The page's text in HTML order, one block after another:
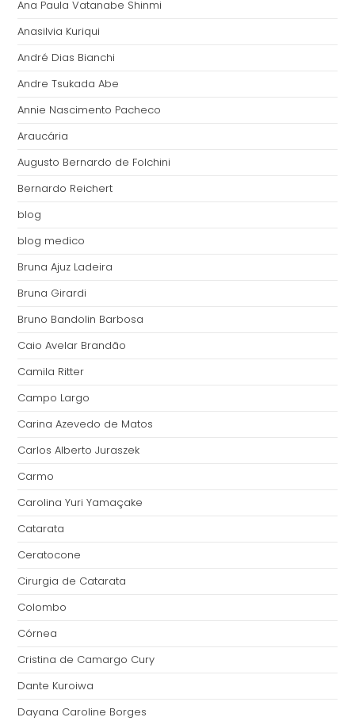
Ana Paula Vatanabe Shinmi
Anasilvia Kuriqui
André Dias Bianchi
Andre Tsukada Abe
Annie Nascimento Pacheco
Araucária
Augusto Bernardo de Folchini
Bernardo Reichert
blog
blog medico
Bruna Ajuz Ladeira
Bruna Girardi
Bruno Bandolin Barbosa
Caio Avelar Brandão
Camila Ritter
Campo Largo
Carina Azevedo de Matos
Carlos Alberto Juraszek
Carmo
Carolina Yuri Yamaçake
Catarata
Ceratocone
Cirurgia de Catarata
Colombo
Córnea
Cristina de Camargo Cury
Dante Kuroiwa
Dayana Caroline Borges